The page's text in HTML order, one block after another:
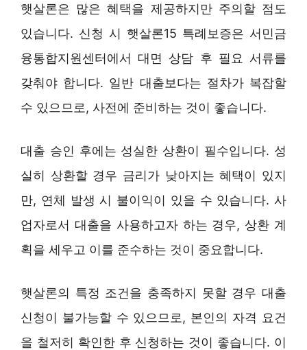
햇살론은 많은 혜택을 제공하지만 주의할 점도
있습니다. 신청 시 햇살론15 특례보증은 서민금
융통합지원센터에서 대면 상담 후 필요 서류를
갖춰야 합니다. 일반 대출보다는 절차가 복잡할
수 있으므로, 사전에 준비하는 것이 좋습니다.
대출 승인 후에는 성실한 상환이 필수입니다. 성
실히 상환할 경우 금리가 낮아지는 혜택이 있지
만, 연체 발생 시 불이익이 있을 수 있습니다. 사
업자로서 대출을 사용하고자 하는 경우, 상환 계
획을 세우고 이를 준수하는 것이 중요합니다.
햇살론의 특정 조건을 충족하지 못할 경우 대출
신청이 불가능할 수 있으므로, 본인의 자격 요건
을 철저히 확인한 후 신청하는 것이 좋습니다. 이